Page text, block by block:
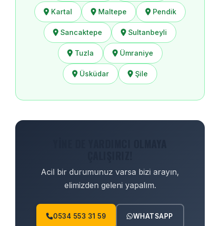
Kartal Maltepe Pendik
Sancaktepe Sultanbeyli
Tuzla Ümraniye
Üsküdar Şile
Acil bir durumunuz varsa bizi arayın,
elimizden geleni yapalım.
0534 553 31 59 WHATSAPP